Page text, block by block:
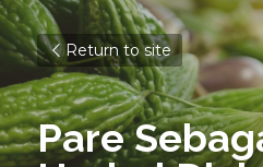
Return to site
Pare